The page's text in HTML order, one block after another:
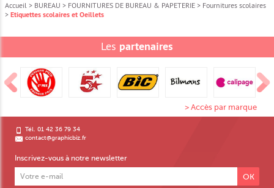
Accueil > BUREAU > FOURNITURES DE BUREAU & PAPETERIE > Fournitures scolaires
> Etiquettes scolaires et Oeillets
Les partenaires
> Accès par marque
Tél. 01 42 36 79 34
contact@graphicbiz.fr
Inscrivez-vous à notre newsletter
OK